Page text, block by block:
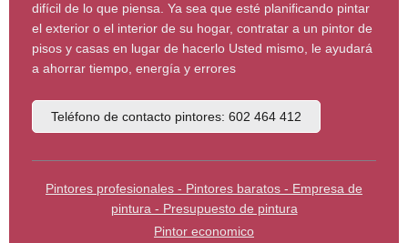
difícil de lo que piensa. Ya sea que esté planificando pintar
el exterior o el interior de su hogar, contratar a un pintor de
pisos y casas en lugar de hacerlo Usted mismo, le ayudará
a ahorrar tiempo, energía y errores
Teléfono de contacto pintores: 602 464 412
Pintores profesionales - Pintores baratos - Empresa de
pintura - Presupuesto de pintura
Pintor economico